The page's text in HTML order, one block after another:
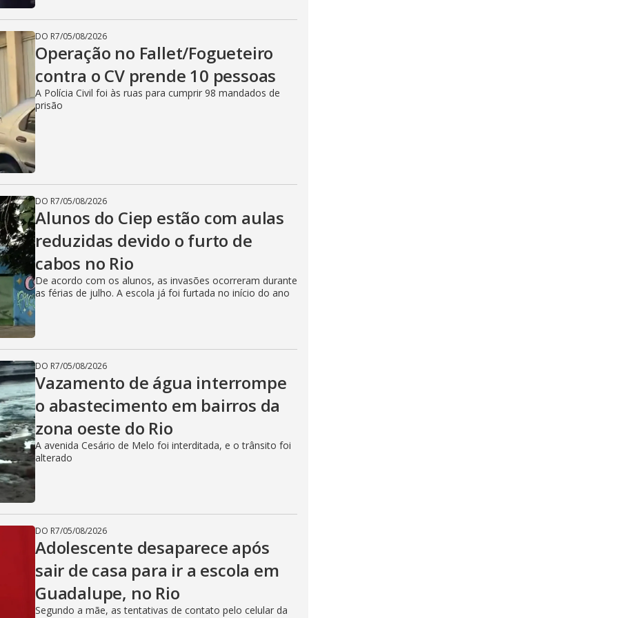
DO R7/05/08/2026
Operação no Fallet/Fogueteiro
contra o CV prende 10 pessoas
A Polícia Civil foi às ruas para cumprir 98 mandados de
prisão
DO R7/05/08/2026
Alunos do Ciep estão com aulas
reduzidas devido o furto de
cabos no Rio
De acordo com os alunos, as invasões ocorreram durante
as férias de julho. A escola já foi furtada no início do ano
DO R7/05/08/2026
Vazamento de água interrompe
o abastecimento em bairros da
zona oeste do Rio
A avenida Cesário de Melo foi interditada, e o trânsito foi
alterado
DO R7/05/08/2026
Adolescente desaparece após
sair de casa para ir a escola em
Guadalupe, no Rio
Segundo a mãe, as tentativas de contato pelo celular da